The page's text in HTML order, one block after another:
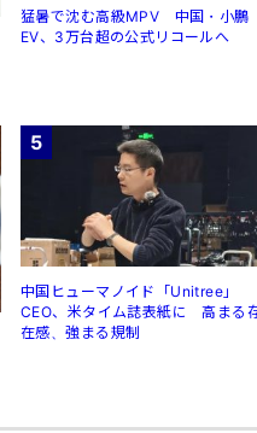
猛暑で沈む高級MPV 中国・小鵬
EV、3万台超の公式リコールへ
5
中国ヒューマノイド「Unitree」
CEO、米タイム誌表紙に 高まる
在感、強まる規制